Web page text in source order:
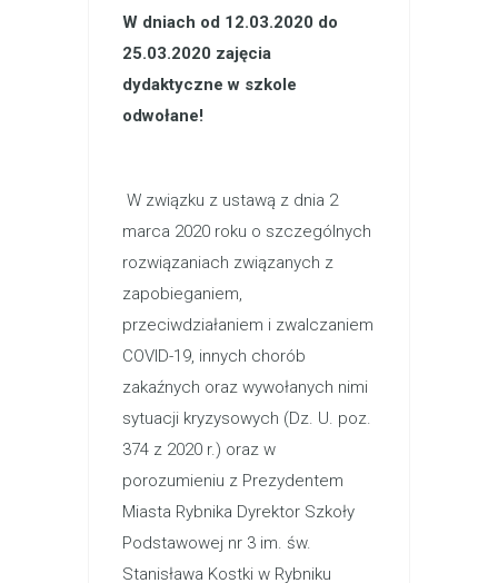
W dniach od 12.03.2020 do
25.03.2020 zajęcia
dydaktyczne w szkole
odwołane!
W związku z ustawą z dnia 2
marca 2020 roku o szczególnych
rozwiązaniach związanych z
zapobieganiem,
przeciwdziałaniem i zwalczaniem
COVID-19, innych chorób
zakaźnych oraz wywołanych nimi
sytuacji kryzysowych (Dz. U. poz.
374 z 2020 r.) oraz w
porozumieniu z Prezydentem
Miasta Rybnika Dyrektor Szkoły
Podstawowej nr 3 im. św.
Stanisława Kostki w Rybniku